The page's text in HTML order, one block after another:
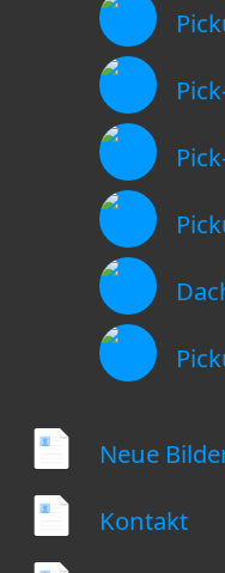
Neue
Kontakt